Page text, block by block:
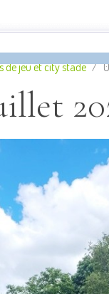
de jeu et city stade